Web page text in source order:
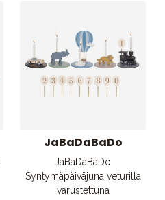
JaBaDaBaDo
JaBaDaBaDo
Syntymäpäiväjuna veturilla
varustettuna